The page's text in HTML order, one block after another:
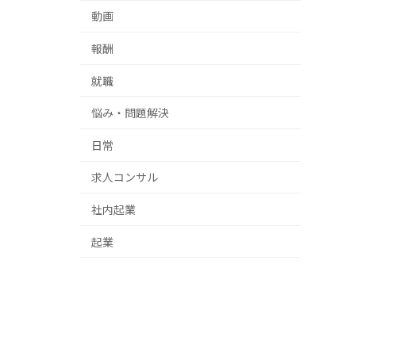
動画
報酬
就職
悩み・問題解決
日常
求人コンサル
社内起業
起業